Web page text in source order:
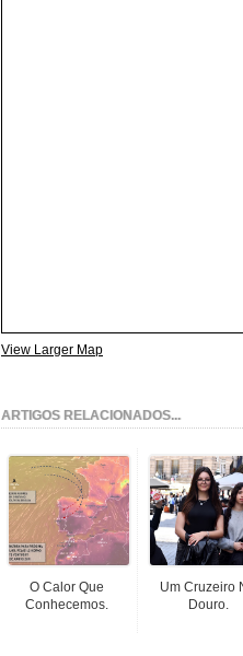
View Larger Map
ARTIGOS RELACIONADOS...
O Calor Que
Conhecemos.
Um Cruzeiro
Douro.